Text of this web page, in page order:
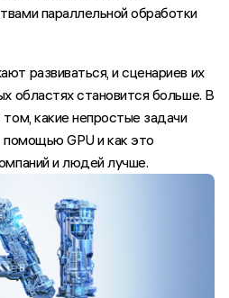
параллельной обработки
развиваться, и сценариев их
областях становится больше. В
какие непростые задачи
GPU и как это
и людей лучше.